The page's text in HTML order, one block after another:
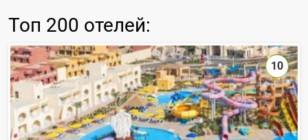
Топ 200 отелей:
10